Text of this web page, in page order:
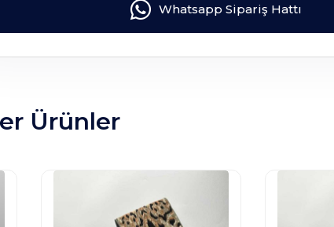
Whatsapp Sipariş Hattı
Ürünler